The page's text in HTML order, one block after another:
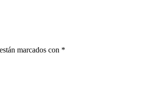
marcados con *